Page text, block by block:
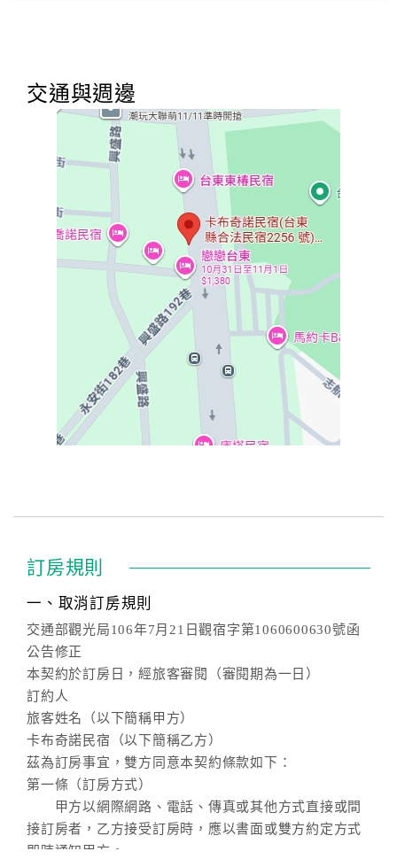
交通與週邊
訂房規則
一、取消訂房規則
交通部觀光局106年7月21日觀宿字第1060600630號函
公告修正
本契約於訂房日，經旅客審閱（審閱期為一日）
訂約人
旅客姓名（以下簡稱甲方）
卡布奇諾民宿（以下簡稱乙方）
茲為訂房事宜，雙方同意本契約條款如下：
第一條（訂房方式）
甲方以網際網路、電話、傳真或其他方式直接或間
接訂房者，乙方接受訂房時，應以書面或雙方約定方式
即時通知甲方。